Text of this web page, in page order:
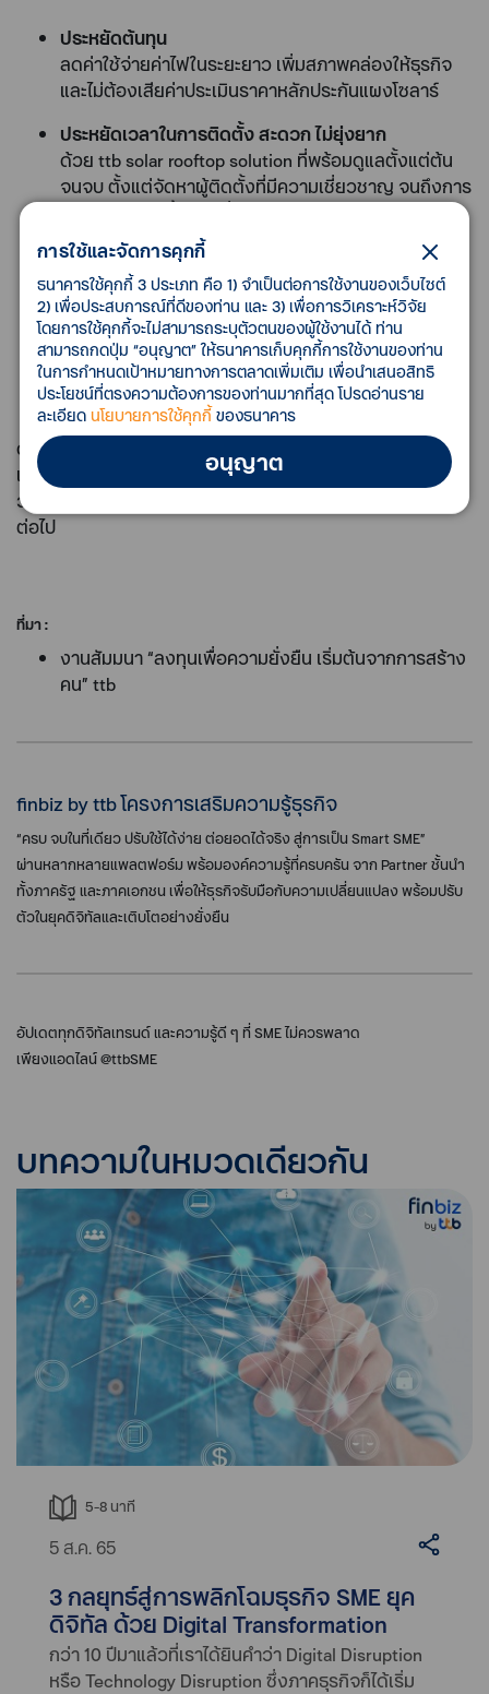
ประหยัดต้นทุน
ลดค่าใช้จ่ายค่าไฟในระยะยาว เพิ่มสภาพคล่องให้ธุรกิจ
และไม่ต้องเสียค่าประเมินราคาหลักประกันแผงโซลาร์
ประหยัดเวลาในการติดตั้ง สะดวก ไม่ยุ่งยาก
ด้วย ttb solar rooftop solution ที่พร้อมดูแลตั้งแต่ต้น
จนจบ ตั้งแต่จัดหาผู้ติดตั้งที่มีความเชี่ยวชาญ จนถึงการ
มั่นใจได้
ผู้ติดตั้งจะมีการออกหนังสือค้ำประกันการผลิตกระแส
ไฟฟ้าให้กับลูกค้า และธนาคารสนับสนุนค่าใช้จ่ายสำหรับ
ค่าธรรมเนียมบำรุงรักษาล่วงหน้าตลอดระยะเวลาสินเชื่อ
รับวงเงินกู้สูงสุด 100% ของมูลค่าการลงทุนแผงโซลาร์
ด้วยสินเชื่อที่ออกแบบมาเพื่อการติดตั้งโซลาร์รูฟท็อป โดย
เฉพาะ พร้อมพันธมิตรมืออาชีพที่พร้อมให้คำแนะนำแบบครบ
วงจร การเริ่มต้นทำธุรกิจเพื่อความยั่งยืนจึงไม่ใช่เรื่องยากอีก
ต่อไป
ที่มา :
งานสัมมนา “ลงทุนเพื่อความยั่งยืน เริ่มต้นจากการสร้าง
คน” ttb
finbiz by ttb โครงการเสริมความรู้ธุรกิจ
“ครบ จบในที่เดียว ปรับใช้ได้ง่าย ต่อยอดได้จริง สู่การเป็น Smart SME”
ผ่านหลากหลายแพลตฟอร์ม พร้อมองค์ความรู้ที่ครบครัน จาก Partner ชั้นนำ
ทั้งภาครัฐ และภาคเอกชน เพื่อให้ธุรกิจรับมือกับความเปลี่ยนแปลง พร้อมปรับ
ตัวในยุคดิจิทัลและเติบโตอย่างยั่งยืน
อัปเดตทุกดิจิทัลเทรนด์ และความรู้ดี ๆ ที่ SME ไม่ควรพลาด
เพียงแอดไลน์ @ttbSME
บทความในหมวดเดียวกัน
5-8 นาที
5 ส.ค. 65
3 กลยุทธ์สู่การพลิกโฉมธุรกิจ SME ยุค
ดิจิทัล ด้วย Digital Transformation
กว่า 10 ปีมาแล้วที่เราได้ยินคำว่า Digital Disruption
หรือ Technology Disruption ซึ่งภาคธุรกิจก็ได้เริ่ม
การใช้และจัดการคุกกี้
ธนาคารใช้คุกกี้ 3 ประเภท คือ 1) จำเป็นต่อการใช้งานของเว็บไซต์
2) เพื่อประสบการณ์ที่ดีของท่าน และ 3) เพื่อการวิเคราะห์วิจัย
โดยการใช้คุกกี้จะไม่สามารถระบุตัวตนของผู้ใช้งานได้ ท่าน
สามารถกดปุ่ม “อนุญาต” ให้ธนาคารเก็บคุกกี้การใช้งานของท่าน
ในการกำหนดเป้าหมายทางการตลาดเพิ่มเติม เพื่อนำเสนอสิทธิ
ประโยชน์ที่ตรงความต้องการของท่านมากที่สุด โปรดอ่านราย
ละเอียด นโยบายการใช้คุกกี้ของธนาคาร
อนุญาต